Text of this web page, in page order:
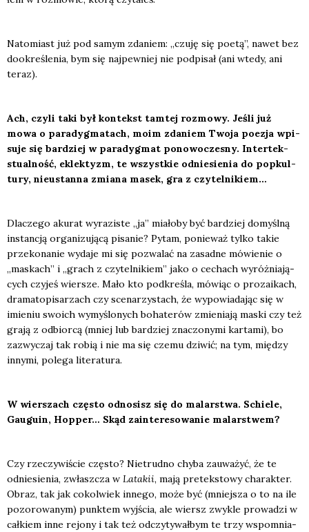
Nato­miast już pod samym zda­niem: „czu­ję się poetą”, nawet bez
dookre­śle­nia, bym się naj­pew­niej nie pod­pi­sał (ani wte­dy, ani
teraz).
Ach, czy­li taki był kon­tekst tam­tej roz­mo­wy. Jeśli już
mowa o para­dyg­ma­tach, moim zda­niem Two­ja poezja wpi­
su­je się bar­dziej w para­dyg­mat pono­wo­cze­sny. Inter­tek­
stu­al­ność, eklek­tyzm, te wszyst­kie odnie­sie­nia do popkul­
tu­ry, nie­ustan­na zmia­na masek, gra z czy­tel­ni­kiem…
Dla­cze­go aku­rat wyra­zi­ste „ja” mia­ło­by być bar­dziej domyśl­ną
instan­cją orga­ni­zu­ją­cą pisa­nie? Pytam, ponie­waż tyl­ko takie
prze­ko­na­nie wyda­je mi się pozwa­lać na zasad­ne mówie­nie o
„maskach” i „grach z czy­tel­ni­kiem” jako o cechach wyróż­nia­ją­
cych czy­jeś wier­sze. Mało kto pod­kre­śla, mówiąc o pro­za­ikach,
dra­ma­to­pi­sa­rzach czy sce­na­rzy­stach, że wypo­wia­da­jąc się w
imie­niu swo­ich wymy­ślo­nych boha­te­rów zmie­nia­ją maski czy też
gra­ją z odbior­cą (mniej lub bar­dziej zna­czo­ny­mi kar­ta­mi), bo
zazwy­czaj tak robią i nie ma się cze­mu dzi­wić; na tym, mię­dzy
inny­mi, pole­ga lite­ra­tu­ra.
W wier­szach czę­sto odno­sisz się do malar­stwa. Schie­le,
Gau­gu­in, Hop­per… Skąd zain­te­re­so­wa­nie malar­stwem?
Czy rze­czy­wi­ście czę­sto? Nie­trud­no chy­ba zauwa­żyć, że te
odnie­sie­nia, zwłasz­cza w Lata­kii, mają pre­tek­sto­wy cha­rak­ter.
Obraz, tak jak cokol­wiek inne­go, może być (mniej­sza o to na ile
pozo­ro­wa­nym) punk­tem wyj­ścia, ale wiersz zwy­kle pro­wa­dzi w
cał­kiem inne rejo­ny i tak też odczy­ty­wał­bym te trzy wspo­mnia­